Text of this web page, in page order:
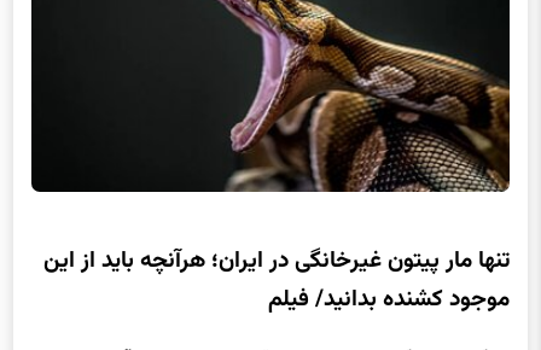
موجود کشنده بدانید/ فیلم